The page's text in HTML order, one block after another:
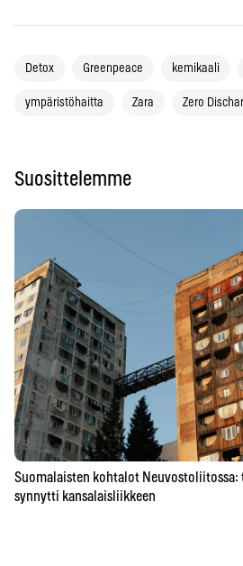
Detox Greenpeace kemikaali
ympäristöhaitta Zara Zero
Suosittelemme
Suomalaisten kohtalot Neuvostoliitossa:
synnytti kansalaisliikkeen